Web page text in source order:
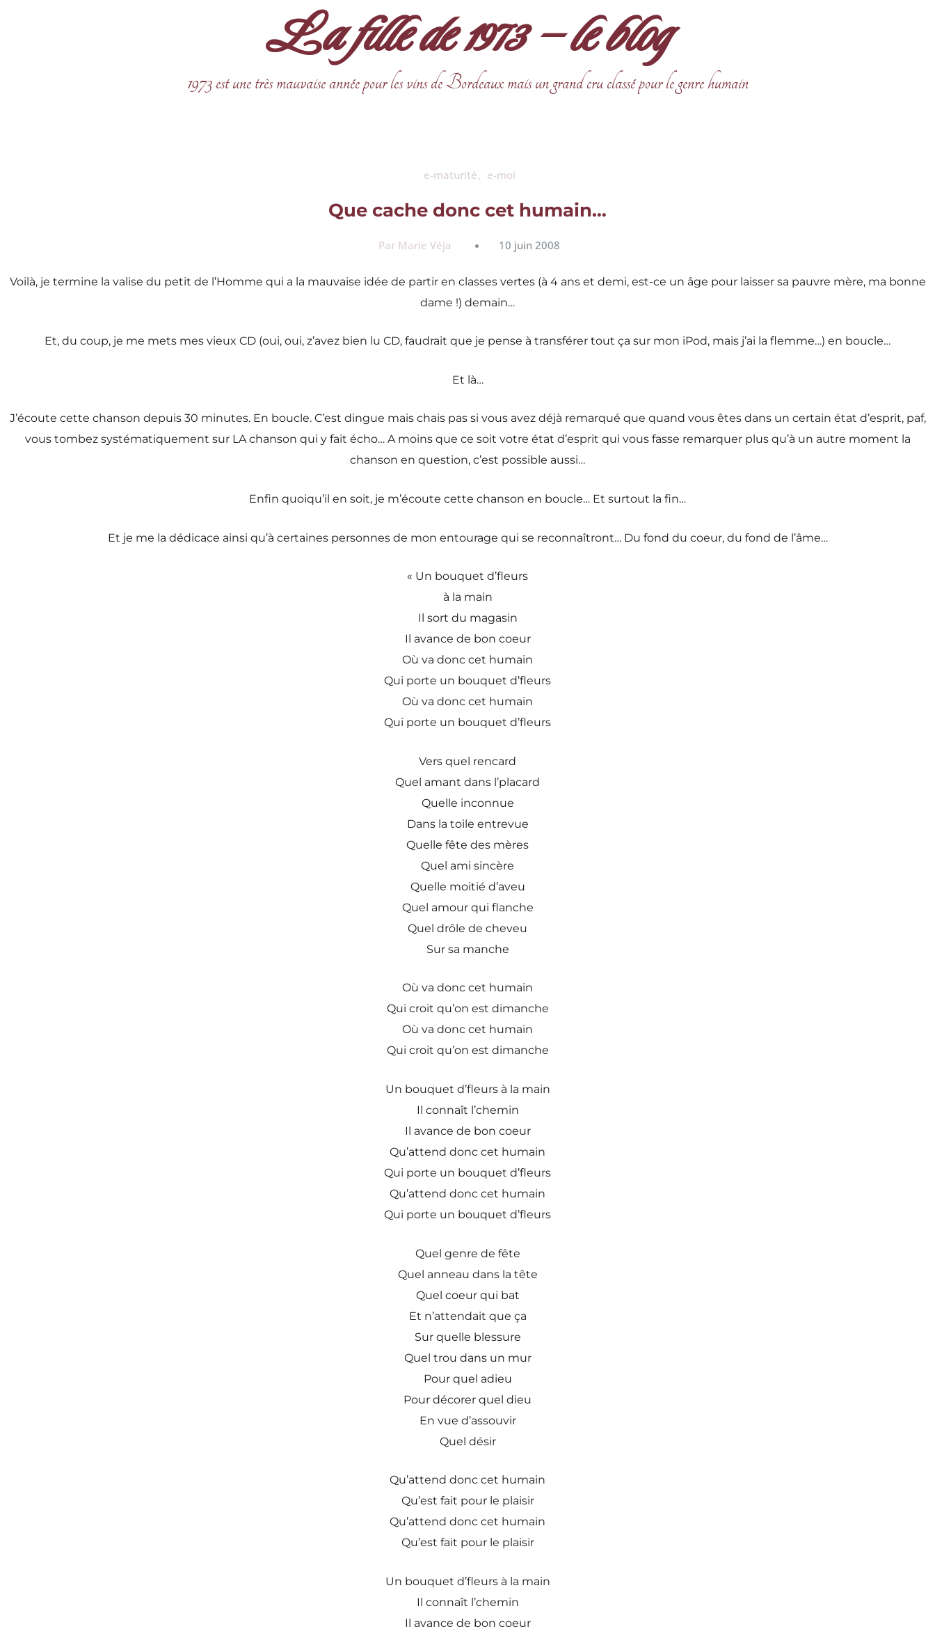
La fille de 1973 – le blog
1973 est une très mauvaise année pour les vins de Bordeaux mais un grand cru classé pour le genre humain
e-maturité e-moi
Que cache donc cet humain…
Par Marie Véja 10 juin 2008
Voilà, je termine la valise du petit de l’Homme qui a la mauvaise idée de partir en classes vertes (à 4 ans et demi, est-ce un âge pour laisser sa pauvre mère, ma bonne
dame !) demain…
Et, du coup, je me mets mes vieux CD (oui, oui, z’avez bien lu CD, faudrait que je pense à transférer tout ça sur mon iPod, mais j’ai la flemme…) en boucle…
Et là…
J’écoute cette chanson depuis 30 minutes. En boucle. C’est dingue mais chais pas si vous avez déjà remarqué que quand vous êtes dans un certain état d’esprit, paf,
vous tombez systématiquement sur LA chanson qui y fait écho… A moins que ce soit votre état d’esprit qui vous fasse remarquer plus qu’à un autre moment la
chanson en question, c’est possible aussi…
Enfin quoiqu’il en soit, je m’écoute cette chanson en boucle… Et surtout la fin…
Et je me la dédicace ainsi qu’à certaines personnes de mon entourage qui se reconnaîtront… Du fond du coeur, du fond de l’âme…
« Un bouquet d’fleurs
à la main
Il sort du magasin
Il avance de bon coeur
Où va donc cet humain
Qui porte un bouquet d’fleurs
Où va donc cet humain
Qui porte un bouquet d’fleurs
Vers quel rencard
Quel amant dans l’placard
Quelle inconnue
Dans la toile entrevue
Quelle fête des mères
Quel ami sincère
Quelle moitié d’aveu
Quel amour qui flanche
Quel drôle de cheveu
Sur sa manche
Où va donc cet humain
Qui croit qu’on est dimanche
Où va donc cet humain
Qui croit qu’on est dimanche
Un bouquet d’fleurs à la main
Il connaît l’chemin
Il avance de bon coeur
Qu’attend donc cet humain
Qui porte un bouquet d’fleurs
Qu’attend donc cet humain
Qui porte un bouquet d’fleurs
Quel genre de fête
Quel anneau dans la tête
Quel coeur qui bat
Et n’attendait que ça
Sur quelle blessure
Quel trou dans un mur
Pour quel adieu
Pour décorer quel dieu
En vue d’assouvir
Quel désir
Qu’attend donc cet humain
Qu’est fait pour le plaisir
Qu’attend donc cet humain
Qu’est fait pour le plaisir
Un bouquet d’fleurs à la main
Il connaît l’chemin
Il avance de bon coeur